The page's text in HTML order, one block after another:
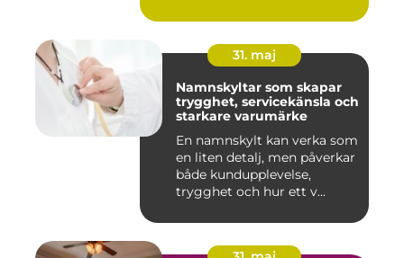
31. maj
Namnskyltar som skapar
trygghet, servicekänsla och
starkare varumärke
En namnskylt kan verka som
en liten detalj, men påverkar
både kundupplevelse,
trygghet och hur ett v...